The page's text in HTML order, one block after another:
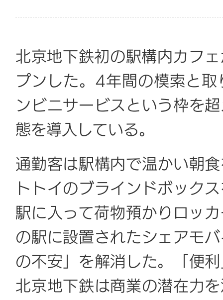
北京地下鉄初の駅構内カフ
プンした。4年間の模索と
ンビニサービスという枠を
態を導入している。
通勤客は駅構内で温かい朝
トトイのブラインドボック
駅に入って荷物預かりロッ
の駅に設置されたシェアモ
の不安」を解消した。「便
北京地下鉄は商業の潜在力